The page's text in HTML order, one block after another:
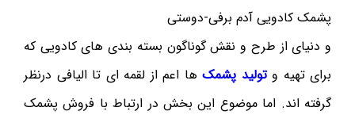
پشمک کادویی آدم برفی-دوستی
و دنیای از طرح و نقش گوناگون بسته بندی های کادویی که
برای تهیه وتولید پشمک ها اعم از لقمه ای تا الیافی درنظر
گرفته اند. اما موضوع این بخش در ارتباط با فروش پشمک